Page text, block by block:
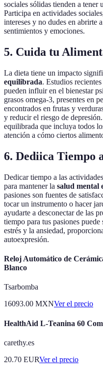
sociales sólidas tienden a tener
Participa en actividades
intereses y no dudes en abrirte
sentimientos y emociones.
5. Cuida tu
La dieta tiene un impacto
equilibrada. Estudios
pueden influir en el bienestar
grasos omega-3, presentes en
encontrados en frutas y
y reducir el riesgo de
equilibrada que incluya todos
atención a cómo ciertos
6. Dediica Tiempo
Dedicar tiempo a las
para mantener la salud mental
pasiones son fuentes de
tocar un instrumento o hacer
ayudarte a desconectar de las
tiempo para tus pasiones
estrés y la ansiedad,
autoexpresión.
Reloj Automático de
Blanco
Tsarbomba
16093.00 MXNVer el precio
HealthAid L-Teanina 60
carethy.es
20.70 EURVer el precio